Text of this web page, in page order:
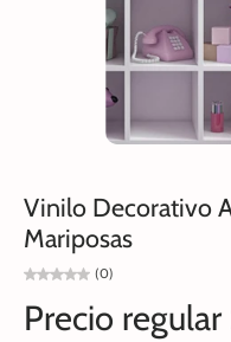
Vinilo Decorativo
Mariposas
(0)
Precio regular